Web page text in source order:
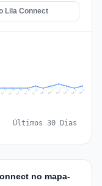
Lila Connect
Jul 27 Jul 28 Jul 29 Jul 30 Jul 31 Aug 1 Aug 2 Aug 3 Aug 4 Aug 5 Aug 6
Últimos 30 Dias
no mapa-